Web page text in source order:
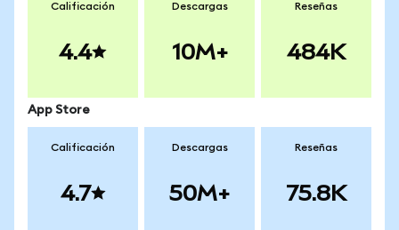
Calificación
4.4
Descargas
10M+
Reseñas
484K
App Store
Calificación
4.7
Descargas
50M+
Reseñas
75.8K